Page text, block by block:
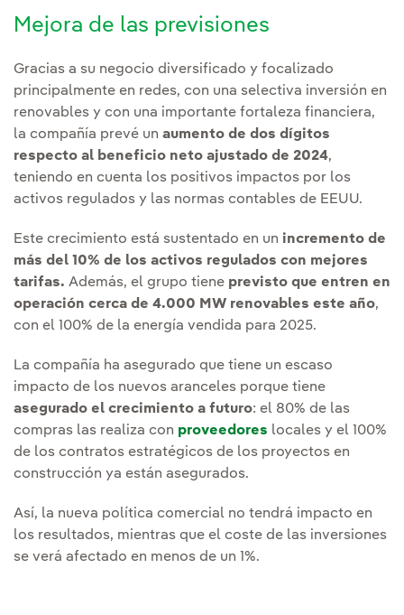
Mejora de las previsiones
Gracias a su negocio diversificado y focalizado
principalmente en redes, con una selectiva inversión en
renovables y con una importante fortaleza financiera,
la compañía prevé un aumento de dos dígitos
respecto al beneficio neto ajustado de 2024,
teniendo en cuenta los positivos impactos por los
activos regulados y las normas contables de EEUU.
Este crecimiento está sustentado en un incremento de
más del 10% de los activos regulados con mejores
tarifas. Además, el grupo tiene previsto que entren en
operación cerca de 4.000 MW renovables este año,
con el 100% de la energía vendida para 2025.
La compañía ha asegurado que tiene un escaso
impacto de los nuevos aranceles porque tiene
asegurado el crecimiento a futuro: el 80% de las
compras las realiza con proveedores locales y el 100%
de los contratos estratégicos de los proyectos en
construcción ya están asegurados.
Así, la nueva política comercial no tendrá impacto en
los resultados, mientras que el coste de las inversiones
se verá afectado en menos de un 1%.